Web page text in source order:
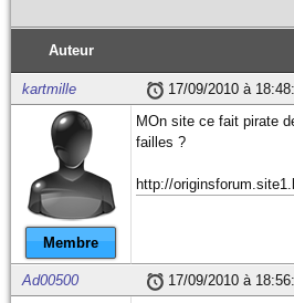
Auteur
kartmille 17/09/2010 à
Membre
MOn site ce fait pirate
failles ?
http://
Ad00500
17/09/2010 à